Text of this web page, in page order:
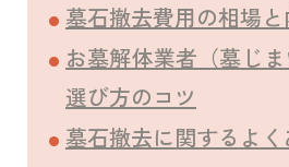
墓石撤去費用の相場
お墓解体業者（墓じ
選び方のコツ
墓石撤去に関するよ